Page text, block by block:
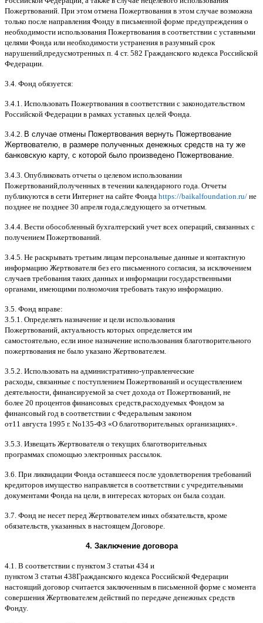
Пожертвований. При этом отмена Пожертвования в этом случае возможна
только после направления Фонду в письменной форме предупреждения о
необходимости использования Пожертвования в соответствии с уставными
целями Фонда или необходимости устранения в разумный срок
нарушений,предусмотренных п. 4 ст. 582 Гражданского кодекса Российской
Федерации.
3.4. Фонд обязуется:
3.4.1. Использовать Пожертвования в соответствии с законодательством
Российской Федерации в рамках уставных целей Фонда.
3.4.2. В случае отмены Пожертвования вернуть Пожертвование
Жертвователю, в размере полученных денежных средств на ту же
банковскую карту, с которой было произведено Пожертвование.
3.4.3. Опубликовать отчеты о целевом использовании
Пожертвований,полученных в течении календарного года. Отчеты
публикуются в сети Интернет на сайте Фонда https://baikalfoundation.ru/ не
позднее не позднее 30 апреля года,следующего за отчетным.
3.4.4. Вести обособленный бухгалтерский учет всех операций, связанных с
получением Пожертвований.
3.4.5. Не раскрывать третьим лицам персональные данные и контактную
информацию Жертвователя без его письменного согласия, за исключением
случаев требования таких данных и информации государственными
органами, имеющими полномочия требовать такую информацию.
3.5. Фонд вправе:
3.5.1. Определять назначение и цели использования
Пожертвований, актуальность которых определяется им
самостоятельно, если иное назначение использования благотворительного
пожертвования не было указано Жертвователем.
3.5.2. Использовать на административно-управленческие
расходы, связанные с поступлением Пожертвований и осуществлением
деятельности, финансируемой за счет дохода от Пожертвований, не
более 20 процентов финансовых средств,расходуемых Фондом за
финансовый год в соответствии с Федеральным законом
от11 августа 1995 г. No135-ФЗ «О благотворительных организациях».
3.5.3. Извещать Жертвователя o текущих благотворительных
программах cпомощью электронных рассылок.
3.6. При ликвидации Фонда оставшееся после удовлетворения требований
кредиторов имущество направляется в соответствии с учредительными
документами Фонда на цели, в интересах которых он была создан.
3.7. Фонд не несет перед Жертвователем иных обязательств, кроме
обязательств, указанных в настоящем Договоре.
4. Заключение договора
4.1. B соответствии с пунктом 3 статьи 434 и
пунктом 3 статьи 438Гражданского кодекса Российской Федерации
настоящий договор считается заключенным в письменной форме c момента
совершения Жертвователем действий по передаче денежных средств
Фонду.